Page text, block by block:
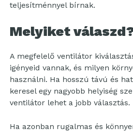
teljesítménnyel bírnak.
Melyiket
A megfelelő ventilátor
igényeid vannak, és milyen
használni. Ha hosszú távú és
keresel egy nagyobb helyiség
ventilátor lehet a jobb választás.
Ha azonban rugalmas és